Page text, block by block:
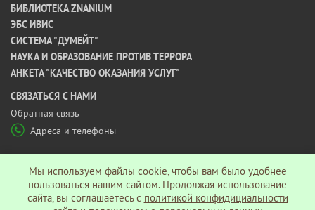
БИБЛИОТЕКА ZNANIUM
ЭБС ИВИС
СИСТЕМА "ДУМЕЙТ"
НАУКА И ОБРАЗОВАНИЕ ПРОТИВ ТЕРРОРА
АНКЕТА "КАЧЕСТВО ОКАЗАНИЯ УСЛУГ"
CВЯЗАТЬСЯ С НАМИ
Обратная связь
Адреса и телефоны
Мы используем файлы cookie, чтобы вам было удобнее
пользоваться нашим сайтом. Продолжая использование
сайта, вы соглашаетесь c политикой конфидициальности